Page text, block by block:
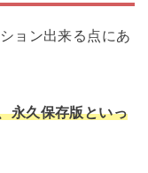
ョン出来る点にあ
永久保存版といっ